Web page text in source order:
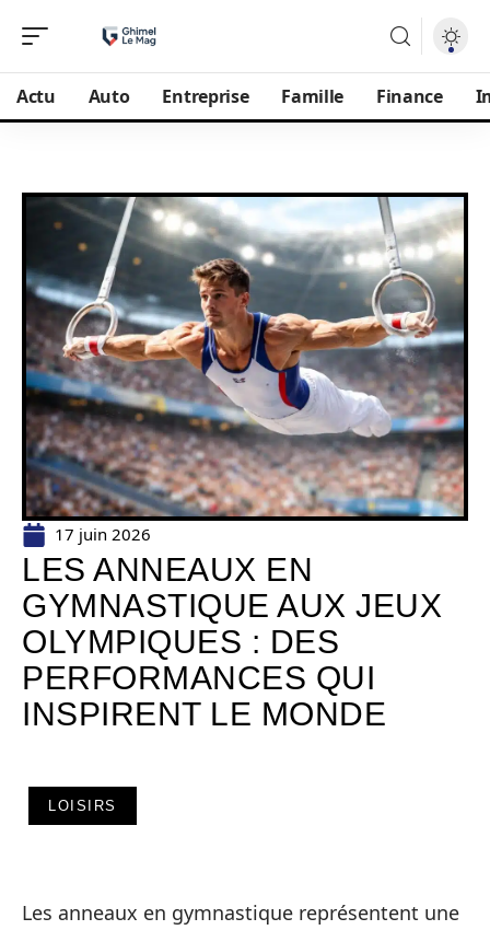
Actu Auto Entreprise Famille Finance
17 juin 2026
LES ANNEAUX EN
GYMNASTIQUE AUX JEUX
OLYMPIQUES : DES
PERFORMANCES QUI
INSPIRENT LE MONDE
LOISIRS
Les anneaux en gymnastique représentent une